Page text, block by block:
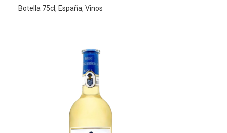
Botella 75cl, España, Vinos